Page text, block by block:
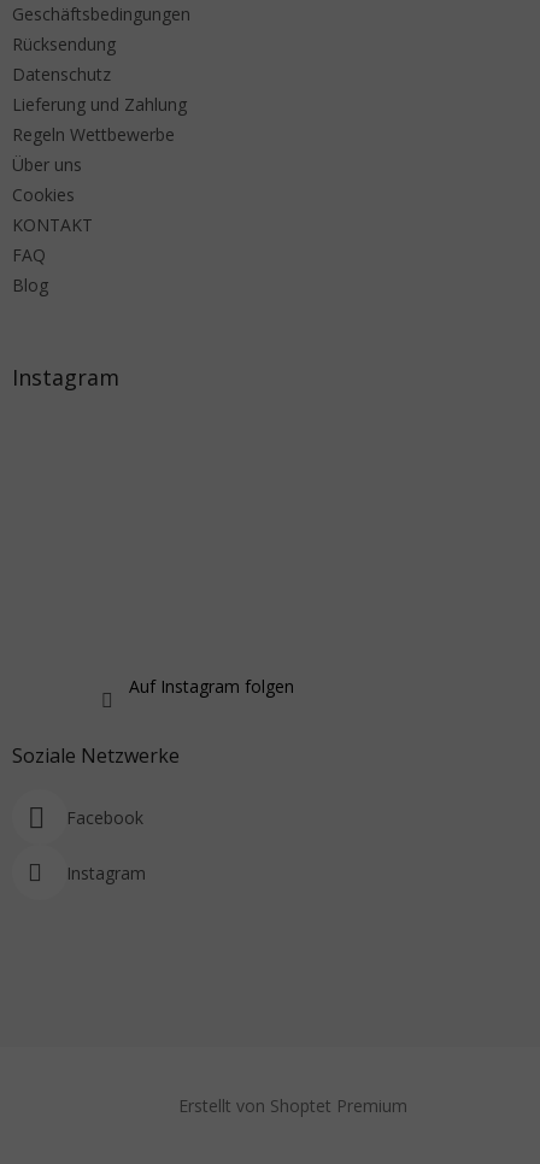
Geschäftsbedingungen
Rücksendung
Datenschutz
Lieferung und Zahlung
Regeln Wettbewerbe
Über uns
Cookies
KONTAKT
FAQ
Blog
Instagram
Auf Instagram folgen
Soziale Netzwerke
Facebook
Instagram
Erstellt von Shoptet Premium